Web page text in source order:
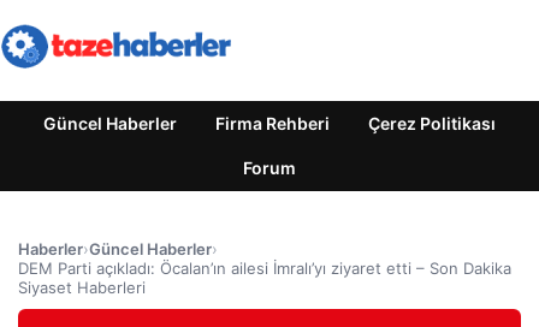
Güncel Haberler Firma Rehberi Çerez Politikası
Forum
Haberler›Güncel Haberler›
DEM Parti açıkladı: Öcalan’ın ailesi İmralı’yı ziyaret etti – Son Dakika
Siyaset Haberleri